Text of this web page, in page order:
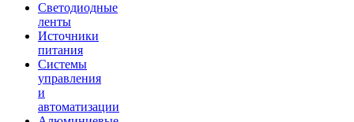
Светодиодные
ленты
Источники
питания
Системы
управления
и
автоматизации